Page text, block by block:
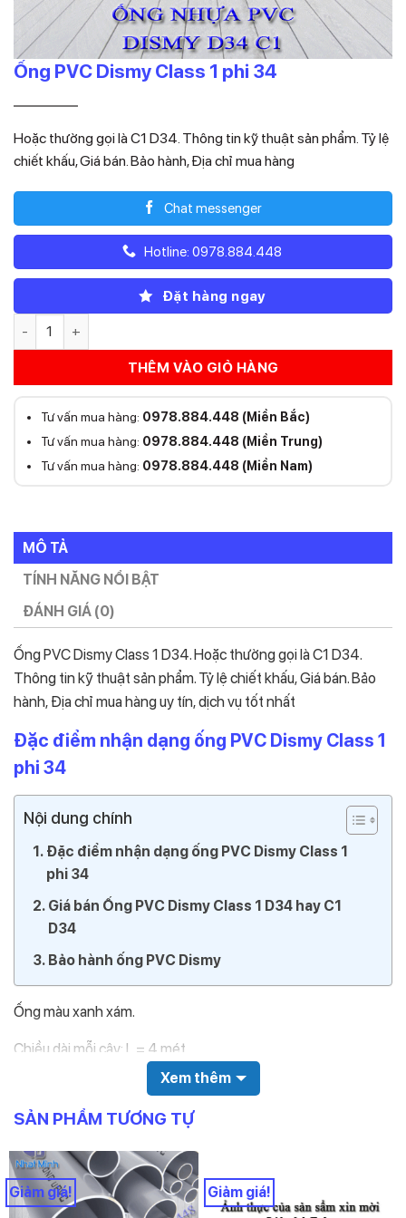
Ống PVC Dismy Class 1 phi 34
15.950
là:
15.950₫.
tại
là:
11.165₫.
Hoặc thường gọi là C1 D34. Thông tin kỹ thuật sản phẩm. Tỷ lệ
chiết khấu, Giá bán. Bảo hành, Địa chỉ mua hàng
Chat messenger
Hotline: 0978.884.448
Đặt hàng ngay
Ống PVC Dismy Class 1 phi 34 số lượng
THÊM VÀO GIỎ HÀNG
Tư vấn mua hàng: 0978.884.448 (Miền Bắc)
Tư vấn mua hàng: 0978.884.448 (Miền Trung)
Tư vấn mua hàng: 0978.884.448 (Miền Nam)
MÔ TẢ
TÍNH NĂNG NỔI BẬT
ĐÁNH GIÁ (0)
Ống PVC Dismy Class 1 D34. Hoặc thường gọi là C1 D34.
Thông tin kỹ thuật sản phẩm. Tỷ lệ chiết khấu, Giá bán. Bảo
hành, Địa chỉ mua hàng uy tín, dịch vụ tốt nhất
Đặc điểm nhận dạng ống PVC Dismy Class 1
phi 34
Nội dung chính
Đặc điểm nhận dạng ống PVC Dismy Class 1
phi 34
Giá bán Ống PVC Dismy Class 1 D34 hay C1
D34
Bảo hành ống PVC Dismy
Ống màu xanh xám.
Chiều dài mỗi cây: L = 4 mét
Đường kính ngoài: D34mm
Chiều dày: E = 1.4mm
Áp suất: PN = 8
Trên thân ống in các thông tin sau: Nhà sản xuất, Chủng loại
Xem thêm
SẢN PHẨM TƯƠNG TỰ
Giảm giá! Giảm giá!